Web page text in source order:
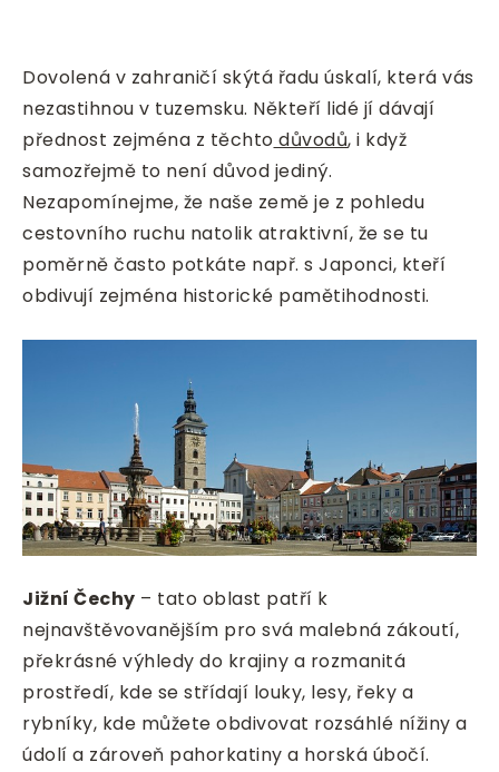
Dovolená v zahraničí skýtá řadu úskalí, která vás
nezastihnou v tuzemsku. Někteří lidé jí dávají
přednost zejména z těchto důvodů, i když
samozřejmě to není důvod jediný.
Nezapomínejme, že naše země je z pohledu
cestovního ruchu natolik atraktivní, že se tu
poměrně často potkáte např. s Japonci, kteří
obdivují zejména historické pamětihodnosti.
Jižní Čechy – tato oblast patří k
nejnavštěvovanějším pro svá malebná zákoutí,
překrásné výhledy do krajiny a rozmanitá
prostředí, kde se střídají louky, lesy, řeky a
rybníky, kde můžete obdivovat rozsáhlé nížiny a
údolí a zároveň pahorkatiny a horská úbočí.